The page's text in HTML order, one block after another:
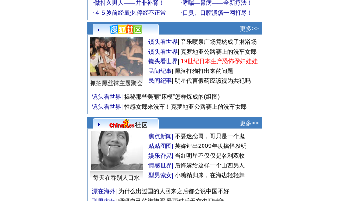
更多>>
抓拍黑丝袜主题聚会
镜头看世界 音乐喷泉广场竟然成了淋浴场
镜头看世界 克罗地亚公路赛上的洗车女郎
镜头看世界 19世纪日本生产恐怖孕妇娃娃
民间纪事 黑河打狗打出来的问题
民间纪事 明星代言假药应该视为共犯吗
镜头看世界 揭秘那些美丽“床模”怎样炼成的(组图)
镜头看世界 性感女郎来洗车！克罗地亚公路赛上的洗车女郎
更多>>
每天在吞别人口水
焦点新闻 不要迷恋哥，哥只是一个鬼
贴贴图图 英媒评出2009年度搞怪发明
娱乐旮旯 当红明星不仅仅是名利双收
情感世界 后悔嫁给这样一个山西男人
型男索女 小糖精归来，在海边轻轻舞
漂在海外 为什么出过国的人回来之后都会说中国不好